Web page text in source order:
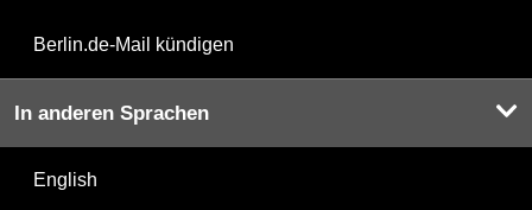
Berlin.de-Mail kündigen
In anderen Sprachen
English